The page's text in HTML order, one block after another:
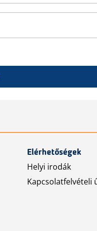
Elérhetőségek
Helyi irodák
Kapcsolatfelvételi